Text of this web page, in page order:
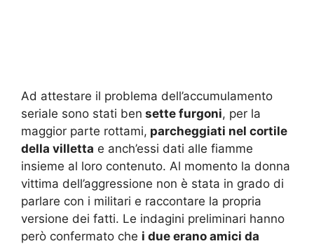
Ad attestare il problema dell’accumulamento
seriale sono stati ben sette furgoni, per la
maggior parte rottami, parcheggiati nel cortile
della villetta e anch’essi dati alle fiamme
insieme al loro contenuto. Al momento la donna
vittima dell’aggressione non è stata in grado di
parlare con i militari e raccontare la propria
versione dei fatti. Le indagini preliminari hanno
però confermato che i due erano amici da